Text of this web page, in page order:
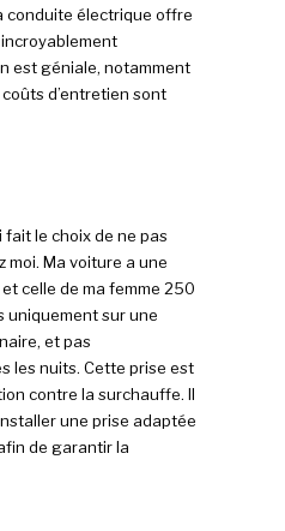
conduite électrique offre
incroyablement
est géniale, notamment
d’entretien sont
fait le choix de ne pas
moi. Ma voiture a une
celle de ma femme 250
uniquement sur une
et pas
les nuits. Cette prise est
contre la surchauffe. Il
une prise adaptée
de garantir la